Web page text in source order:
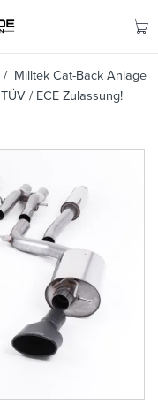
/ Milltek Cat-Back Anlage
/ ECE Zulassung!